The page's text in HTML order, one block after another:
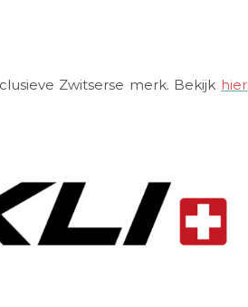
Zwitserse merk. Bekijk hier